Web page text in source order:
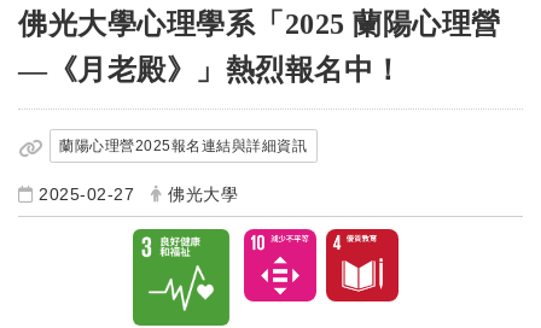
佛光大學心理學系「2025 蘭陽心理營
—《月老殿》」熱烈報名中！
蘭陽心理營2025報名連結與詳細資訊
2025-02-27 佛光大學